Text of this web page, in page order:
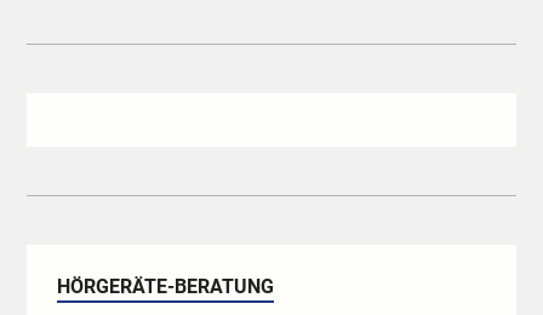
HÖRGERÄTE-BERATUNG